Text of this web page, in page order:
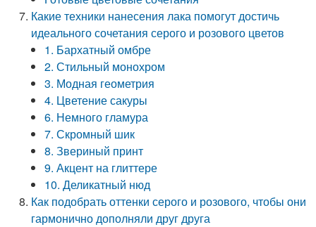
Какие техники нанесения лака помогут достичь
идеального сочетания серого и розового цветов
1. Бархатный омбре
2. Стильный монохром
3. Модная геометрия
4. Цветение сакуры
6. Немного гламура
7. Скромный шик
8. Звериный принт
9. Акцент на глиттере
10. Деликатный нюд
Как подобрать оттенки серого и розового, чтобы они
гармонично дополняли друг друга